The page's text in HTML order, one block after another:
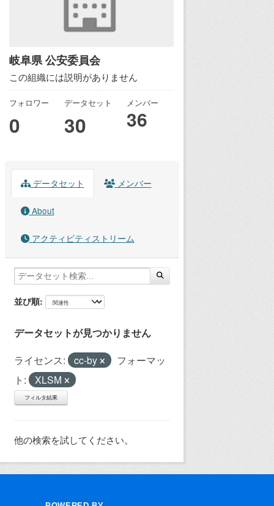
岐阜県 公安委員会
この組織には説明がありません
フォロワー
0
データセット
30
メンバー
36
データセット メンバー
About
アクティビティストリーム
並び順
データセットが見つかりません
ライセンス: cc-by
フォーマッ
ト:
XLSM
フィルタ結果
他の検索を試してください。